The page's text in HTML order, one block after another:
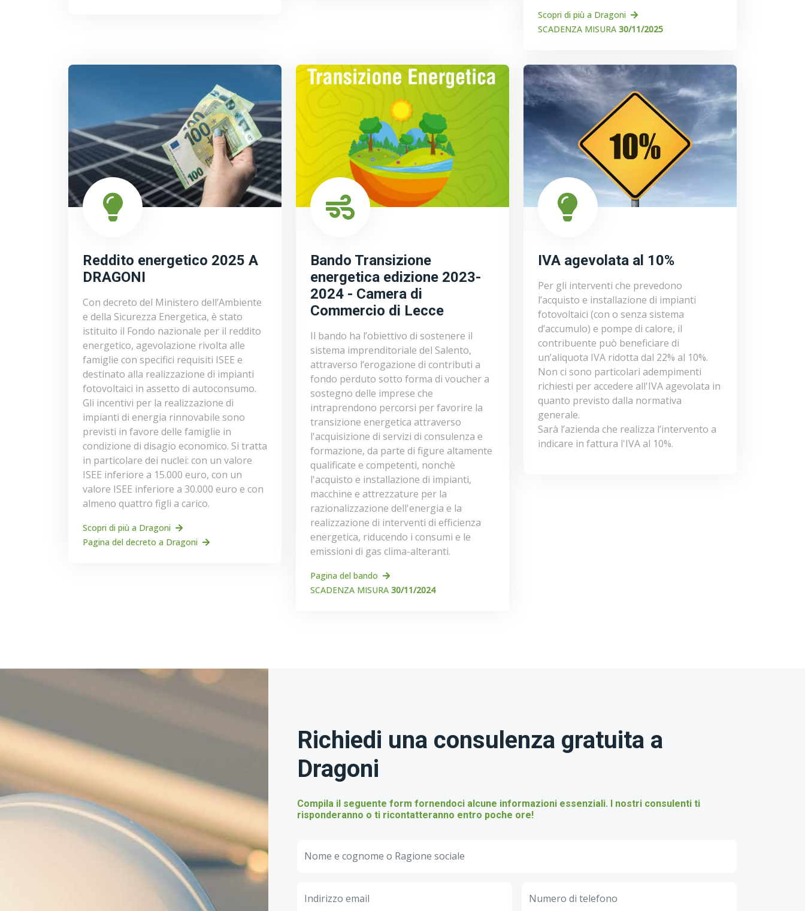
Scopri di più a Dragoni
SCADENZA MISURA 30/11/2025
Reddito energetico 2025 A
DRAGONI
Con decreto del Ministero dell’Ambiente
e della Sicurezza Energetica, è stato
istituito il Fondo nazionale per il reddito
energetico, agevolazione rivolta alle
famiglie con specifici requisiti ISEE e
destinato alla realizzazione di impianti
fotovoltaici in assetto di autoconsumo.
Gli incentivi per la realizzazione di
impianti di energia rinnovabile sono
previsti in favore delle famiglie in
condizione di disagio economico. Si tratta
in particolare dei nuclei: con un valore
ISEE inferiore a 15.000 euro, con un
valore ISEE inferiore a 30.000 euro e con
almeno quattro figli a carico.
Scopri di più a Dragoni
Pagina del decreto a Dragoni
Bando Transizione
energetica edizione 2023-
2024 - Camera di
Commercio di Lecce
Il bando ha l’obiettivo di sostenere il
sistema imprenditoriale del Salento,
attraverso l’erogazione di contributi a
fondo perduto sotto forma di voucher a
sostegno delle imprese che
intraprendono percorsi per favorire la
transizione energetica attraverso
l'acquisizione di servizi di consulenza e
formazione, da parte di figure altamente
qualificate e competenti, nonchè
l'acquisto e installazione di impianti,
macchine e attrezzature per la
razionalizzazione dell'energia e la
realizzazione di interventi di efficienza
energetica, riducendo i consumi e le
emissioni di gas clima-alteranti.
Pagina del bando
SCADENZA MISURA 30/11/2024
IVA agevolata al 10%
Per gli interventi che prevedono
l’acquisto e installazione di impianti
fotovoltaici (con o senza sistema
d’accumulo) e pompe di calore, il
contribuente può beneficiare di
un’aliquota IVA ridotta dal 22% al 10%.
Non ci sono particolari adempimenti
richiesti per accedere all'IVA agevolata in
quanto previsto dalla normativa
generale.
Sarà l’azienda che realizza l’intervento a
indicare in fattura l'IVA al 10%.
Richiedi una consulenza gratuita a
Dragoni
Compila il seguente form fornendoci alcune informazioni essenziali. I nostri consulenti ti
risponderanno o ti ricontatteranno entro poche ore!